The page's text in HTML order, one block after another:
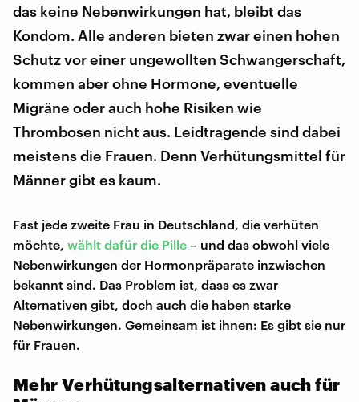
das keine Nebenwirkungen hat, bleibt das
Kondom. Alle anderen bieten zwar einen hohen
Schutz vor einer ungewollten Schwangerschaft,
kommen aber ohne Hormone, eventuelle
Migräne oder auch hohe Risiken wie
Thrombosen nicht aus. Leidtragende sind dabei
meistens die Frauen. Denn Verhütungsmittel für
Männer gibt es kaum.
Fast jede zweite Frau in Deutschland, die verhüten
möchte, wählt dafür die Pille – und das obwohl viele
Nebenwirkungen der Hormonpräparate inzwischen
bekannt sind. Das Problem ist, dass es zwar
Alternativen gibt, doch auch die haben starke
Nebenwirkungen. Gemeinsam ist ihnen: Es gibt sie nur
für Frauen.
Mehr Verhütungsalternativen auch für